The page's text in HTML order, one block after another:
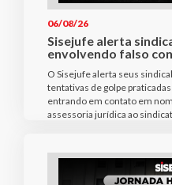
06/08/26
Sisejufe alerta
envolvendo falso
O Sisejufe alerta seus
tentativas de golpe
entrando em contato em
assessoria jurídica ao